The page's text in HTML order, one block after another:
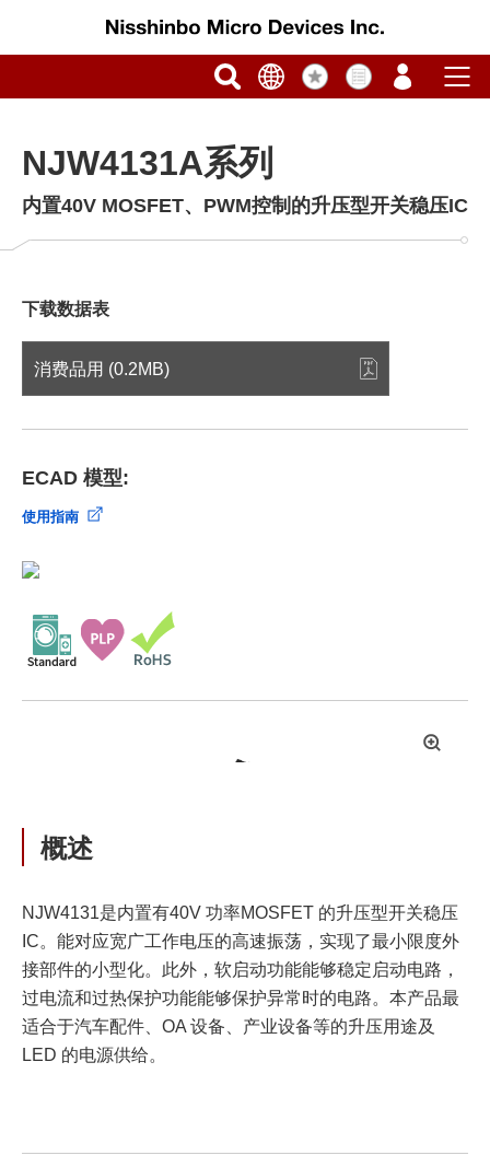
NJW4131A系列
内置40V MOSFET、PWM控制的升压型开关稳压IC
下载数据表
消费品用 (0.2MB)
ECAD 模型:
使用指南
拡
概述
NJW4131是内置有40V 功率MOSFET 的升压型开关稳压
IC。能对应宽广工作电压的高速振荡，实现了最小限度外
接部件的小型化。此外，软启动功能能够稳定启动电路，
过电流和过热保护功能能够保护异常时的电路。本产品最
适合于汽车配件、OA 设备、产业设备等的升压用途及
LED 的电源供给。